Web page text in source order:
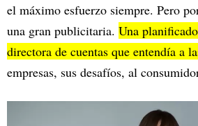
el máximo esfuerzo siempre. Pero
una gran publicitaria. Una
directora de cuentas que entendía a
empresas, sus desafíos, al